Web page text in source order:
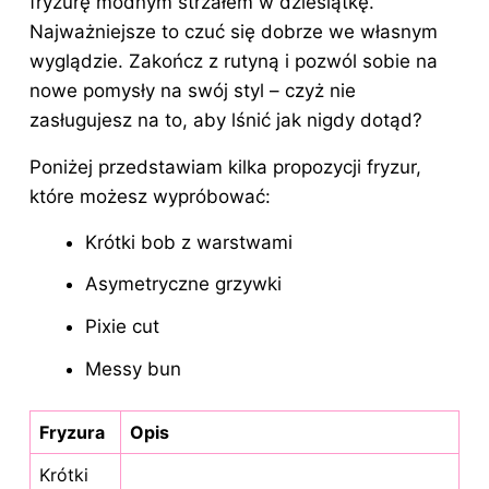
Najważniejsze to czuć się dobrze we własnym
wyglądzie. Zakończ z rutyną i pozwól sobie na
nowe pomysły na swój styl – czyż nie
zasługujesz na to, aby lśnić jak nigdy dotąd?
Poniżej przedstawiam kilka propozycji fryzur,
które możesz wypróbować:
Krótki bob z warstwami
Asymetryczne grzywki
Pixie cut
Messy bun
Fryzura
Opis
Krótki